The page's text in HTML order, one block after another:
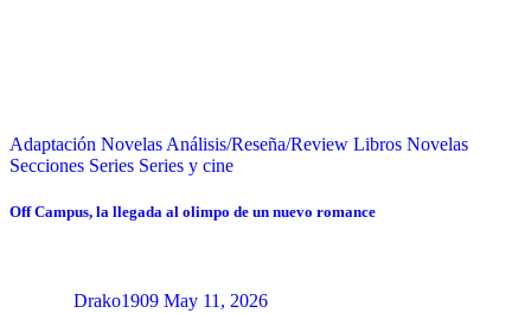
Adaptación Novelas Análisis/Reseña/Review Libros Novelas
Secciones Series Series y cine
Off Campus, la llegada al olimpo de un nuevo romance
Drako1909 May 11, 2026